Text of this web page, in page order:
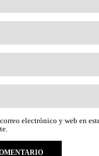
electrónico y web en